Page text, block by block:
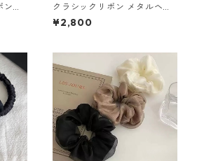
バ
クラシックリボン メタルヘア
ゴム 2色セット：656
¥2,800